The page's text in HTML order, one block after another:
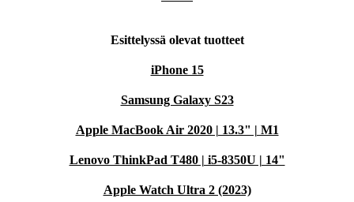
Esittelyssä olevat tuotteet
iPhone 15
Samsung Galaxy S23
Apple MacBook Air 2020 | 13.3" | M1
Lenovo ThinkPad T480 | i5-8350U | 14"
Apple Watch Ultra 2 (2023)